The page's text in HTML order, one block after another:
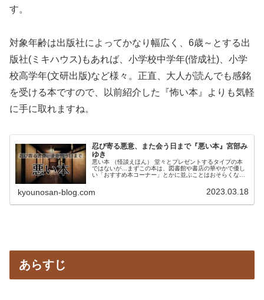
す。
対象年齢は出版社によってかなり幅広く、6歳～とする出
版社(ミキハウス)もあれば、小学校中学年(偕成社)、小学
校高学年(文研出版)など様々。正直、大人が読んでも感銘
を受ける本ですので、以前紹介した『怖い本』よりも気軽
に手に取れますね。
忍び寄る悪意、また会う日まで『悪い本』宮部み
ゆき
悪い本 （怪談えほん） 堂々とプレゼントするタイプの本
ではないが…まずこの本は、図書館や書店の華やかで優し
い「おすすめ本コーナー」とかに並ぶことはおそらくない
kyounosan-blog.com 2023.03.18
あらすじ